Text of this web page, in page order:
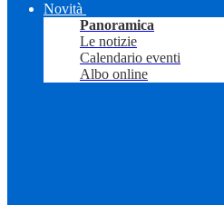
Novità
Panoramica
Le notizie
Calendario eventi
Albo online